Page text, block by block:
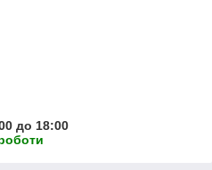
до 18:00